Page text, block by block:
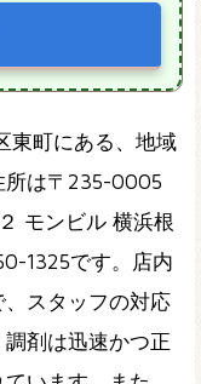
東町にある、地域
所は〒235-0005
モンビル 横浜根
1325です。店内
スタッフの対応
剤は迅速かつ正